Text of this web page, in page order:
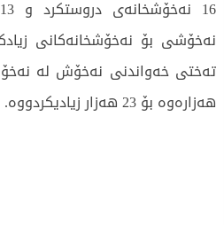
نەخۆشی بۆ نەخۆشخانەکانی
تەختی خەواندنی نەخۆش لە
هەزارەوە بۆ 23 هەزار زیادیکردووە.